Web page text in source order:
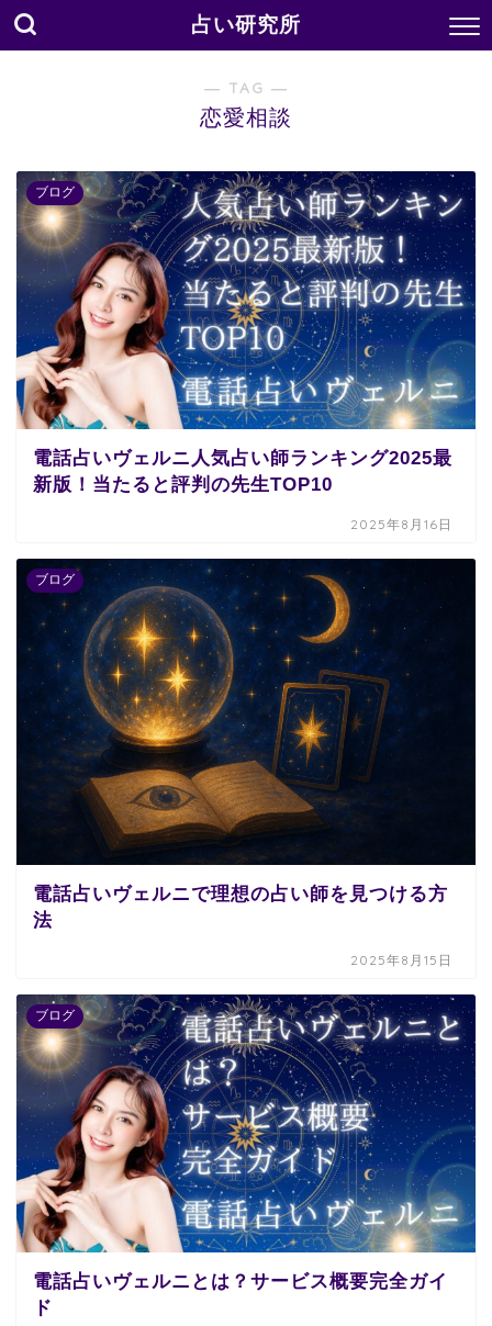
占い研究所
― TAG ―
恋愛相談
ブログ
電話占いヴェルニ人気占い師ランキング2025最
新版！当たると評判の先生TOP10
2025年8月16日
ブログ
電話占いヴェルニで理想の占い師を見つける方
法
2025年8月15日
ブログ
電話占いヴェルニとは？サービス概要完全ガイ
ド